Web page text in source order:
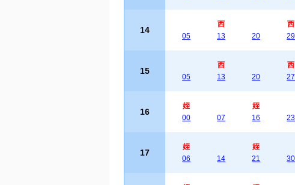
14
05
西
13
20
西
29
15
05
西
13
20
西
27
16
姪
00
07
姪
16
23
17
姪
06
14
姪
21
30